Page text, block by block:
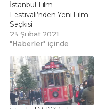
İstanbul Film
Festivali’nden Yeni Film
Seçkisi
23 Şubat 2021
"Haberler" içinde